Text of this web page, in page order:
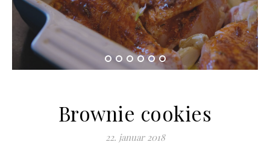
Brownie cookies
22. januar 2018